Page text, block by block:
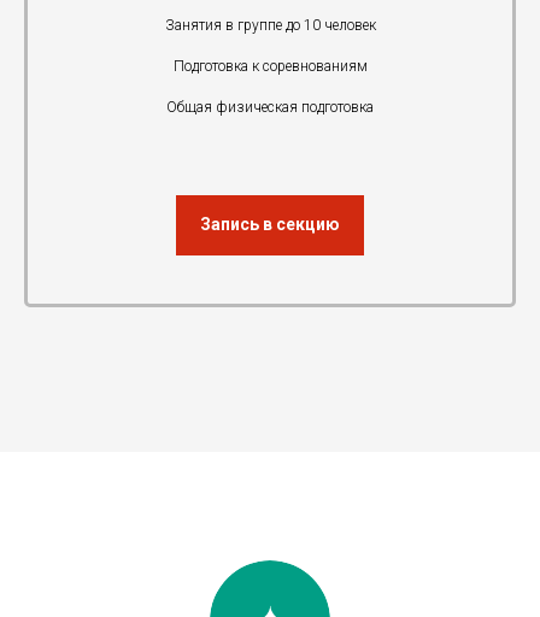
Занятия в группе до 10 человек
Подготовка к соревнованиям
Общая физическая подготовка
Запись в секцию